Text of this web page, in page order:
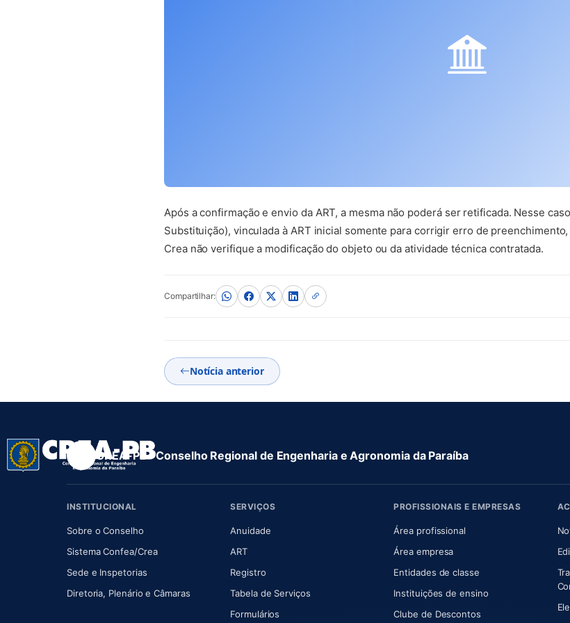
Após a confirmação e envio da ART, a mesma não poderá ser retificada. Nesse
Substituição), vinculada à ART inicial somente para corrigir erro de
Crea não verifique a modificação do objeto ou da atividade técnica contratada.
Compartilhar:
Notícia anterior
CREA-PB · Conselho Regional de Engenharia e Agronomia da Paraíba
INSTITUCIONAL
Sobre o Conselho(abre em nova aba)
Sistema Confea/Crea(abre em nova aba)
Sede e Inspetorias
Diretoria, Plenário e Câmaras(abre em nova aba)
SERVIÇOS
Anuidade(abre em nova aba)
ART(abre em nova aba)
Registro
Tabela de Serviços
Formulários
PROFISSIONAIS E EMPRESAS
Área profissional
Área empresa
Entidades de classe
Instituições de ensino
Clube de Descontos